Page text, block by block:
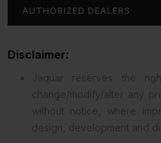
AUTHORIZED DEALERS
Disclaimer: